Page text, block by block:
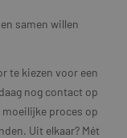
en samen willen
te kiezen voor een
nog contact op
proces op
Uit elkaar? Mét